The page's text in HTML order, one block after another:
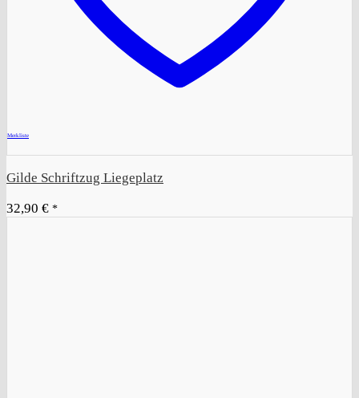
Merkliste
Gilde Schriftzug Liegeplatz
32,90 € *